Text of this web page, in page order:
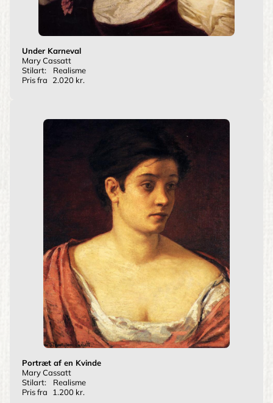
Under Karneval
Mary Cassatt
Stilart:
Realisme
Pris fra
2.020 kr.
Portræt af en Kvinde
Mary Cassatt
Stilart:
Realisme
Pris fra
1.200 kr.